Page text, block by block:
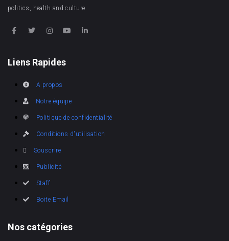
politics, health and culture.
Liens Rapides
A propos
Notre équipe
Politique de confidentialité
Conditions d'utilisation
Souscrire
Publicité
Staff
Boite Email
Nos catégories